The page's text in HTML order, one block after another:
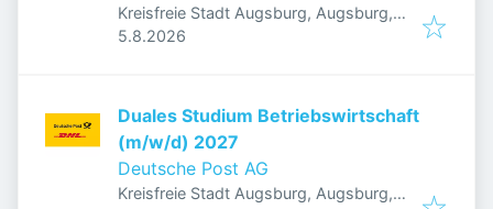
Kreisfreie Stadt Augsburg, Augsburg,
Deutschland
Veröffentlicht
5.8.2026
Duales Studium Betriebswirtschaft
(m/w/d) 2027
Deutsche Post AG
Kreisfreie Stadt Augsburg, Augsburg,